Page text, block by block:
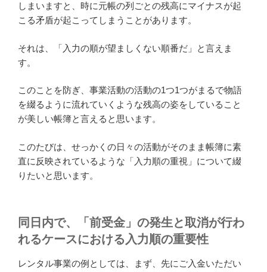
しまいますと、時に元帳の列ごとの残高にマイナスが起
こる矛盾が起こってしまうことがあります。
それは、「入力の順が望ましくない順番だ」と言えま
す。
このことを防ぎ、事業活動の活動の1つ1つがまるで物語
を綴るように流れていくような残高の姿をしていること
が美しい帳簿と言えると思います。
このたびは、せっかくの日々の活動がそのまま帳簿に素
直に反映されているような「入力順の重視」について綴
りたいと思います。
同日内で、「前受金」の発生と取消が行わ
れるケースにおける入力順の重要性
レンタル事業の例としては、まず、先にご入金いただい